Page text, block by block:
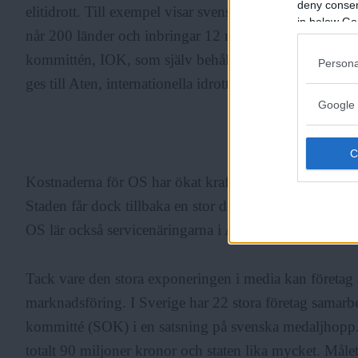
deny
in below
Google
elitidrott. Till exempel visar svensk tv 800 timmar
når 200 länder och inbringar 12 miljarder kronor till
kommittén, IOK, som själv behåller ungefär en
ges till Aten, internationella idrottsförbund och till
Kostnaderna för OS har ökat kraftigt och spelen i
Staden får dock tillbaka en stor del av pengarna av
OS lär också servicenäringarna i Aten tjäna miljarder
Tack vare den stora exponeringen i media kan
marknadsföring. I Sverige har 22 stora företag
kommitté (SOK) i en satsning på svenska
totalt 90 miljoner kronor och staten lika mycket.